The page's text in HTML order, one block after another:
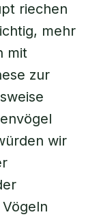
riechen
mehr
mit
zur
wir